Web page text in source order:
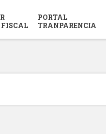
PORTAL
TRANPARENCIA